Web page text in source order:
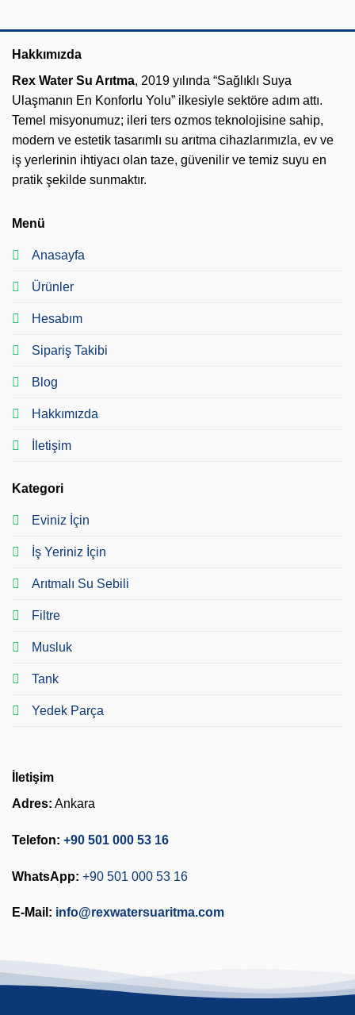
Hakkımızda
Rex Water Su Arıtma, 2019 yılında “Sağlıklı Suya
Ulaşmanın En Konforlu Yolu” ilkesiyle sektöre adım attı.
Temel misyonumuz; ileri ters ozmos teknolojisine sahip,
modern ve estetik tasarımlı su arıtma cihazlarımızla, ev ve
iş yerlerinin ihtiyacı olan taze, güvenilir ve temiz suyu en
pratik şekilde sunmaktır.
Menü
Anasayfa
Ürünler
Hesabım
Sipariş Takibi
Blog
Hakkımızda
İletişim
Kategori
Eviniz İçin
İş Yeriniz İçin
Arıtmalı Su Sebili
Filtre
Musluk
Tank
Yedek Parça
İletişim
Adres: Ankara
Telefon: +90 501 000 53 16
WhatsApp: +90 501 000 53 16
E-Mail: info@rexwatersuaritma.com